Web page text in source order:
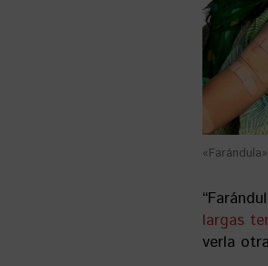
largas
verla